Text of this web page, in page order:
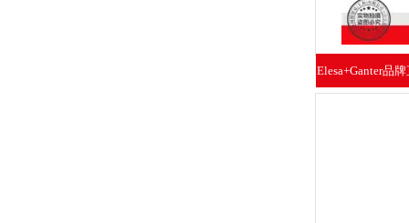
Elesa+Ganter品